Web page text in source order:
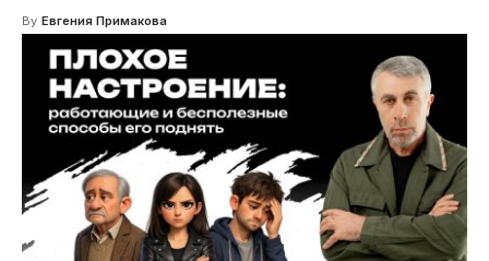
By Евгения Примакова